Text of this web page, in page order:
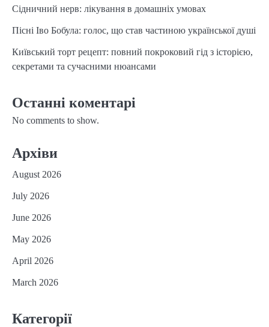
Сідничний нерв: лікування в домашніх умовах
Пісні Іво Бобула: голос, що став частиною української душі
Київський торт рецепт: повний покроковий гід з історією,
секретами та сучасними нюансами
Останні коментарі
No comments to show.
Архіви
August 2026
July 2026
June 2026
May 2026
April 2026
March 2026
Категорії